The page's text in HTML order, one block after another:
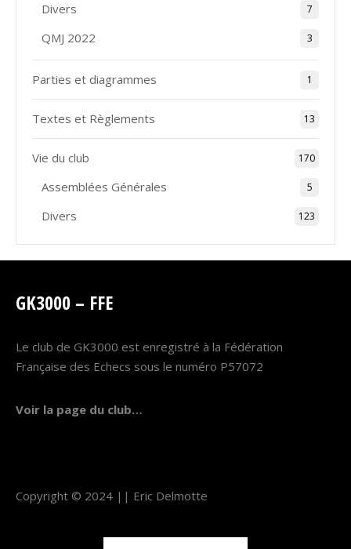
Divers 7
QMJ 2022 3
Parties et diagrammes 1
Textes et Règlements 13
Vie du club 170
Assemblées Générales 5
Divers 123
GK3000 – FFE
Le club de GK3000 est enregistré à la Fédération
Française des Echecs sous le numéro P57072
Voir la page du club…
Copyright © 2024 || Eric Delmotte